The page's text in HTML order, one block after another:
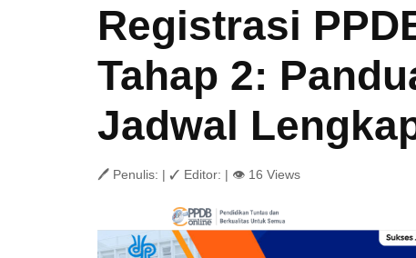
Registrasi
Tahap 2:
Jadwal
🖊 Penulis: | ✓ Editor: | 👁 16 Views